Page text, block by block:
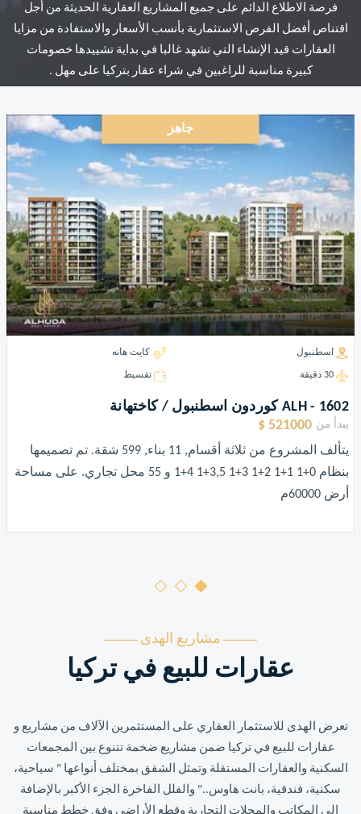
فرصة الاطلاع الدائم على جميع المشاريع العقارية الحديثة من أجل
اقتناص أفضل الفرص الاستثمارية بأنسب الأسعار والاستفادة من مزايا
العقارات قيد الإنشاء التي تشهد غالبا في بداية تشييدها خصومات
كبيرة مناسبة للراغبين في شراء عقار بتركيا على مهل .
جاهز
اسطنبول كايت هانه
30 دقيقة تقسيط
ALH - 1602 كوردون اسطنبول / كاختهانة
يبدأ من 521000 $
يتألف المشروع من ثلاثة أقسام, 11 بناء, 599 شقة. تم تصميمها
بنظام 0+1 1+1 2+1 3+1 3,5+1 4+1 و 55 محل تجاري. على مساحة
أرض 60000م
مشاريع الهدى
عقارات للبيع في تركيا
تعرض الهدى للاستثمار العقاري على المستثمرين الآلاف من مشاريع و
عقارات للبيع في تركيا ضمن مشاريع ضخمة تتنوع بين المجمعات
السكنية والعقارات المستقلة وتمثل الشقق بمختلف أنواعها " سياحية،
سكنية، فندقية، بانت هاوس.." والفلل الفاخرة الجزء الأكبر بالإضافة
إلى المكاتب والمحلات التجارية وقطع الأراضي وفق خطط مناسبة